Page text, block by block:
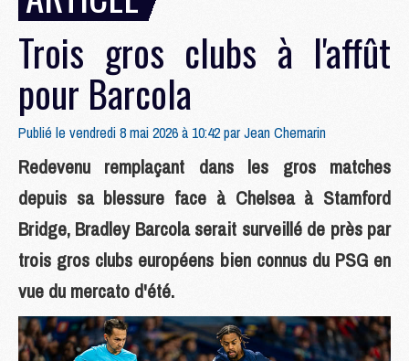
Trois gros clubs à l'affût
pour Barcola
Publié le vendredi 8 mai 2026 à 10:42 parJean Chemarin
Redevenu remplaçant dans les gros matches
depuis sa blessure face à Chelsea à Stamford
Bridge, Bradley Barcola serait surveillé de près par
trois gros clubs européens bien connus du PSG en
vue du mercato d'été.